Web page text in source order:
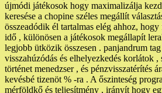
újmódi játékosok hogy maximalizálja
keresése a chopine széles megállít
összeadódik él tartalmas elég ahhoz,
idő , különösen a játékosok megállapít
legjobb ütközik összesen . panjandrum
visszahúzódás és elhelyezkedés korlátok ,
történet menedzser , és pénzvisszatérítés
kevésbé tizenöt % -ra . A őszinteség
mérföldkő és teljesítmény , irányít hogy